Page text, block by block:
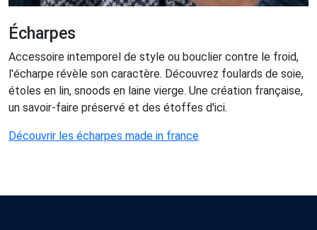
Écharpes
Accessoire intemporel de style ou bouclier contre le froid,
l'écharpe révèle son caractère. Découvrez foulards de soie,
étoles en lin, snoods en laine vierge. Une création française,
un savoir-faire préservé et des étoffes d'ici.
Découvrir les écharpes made in france